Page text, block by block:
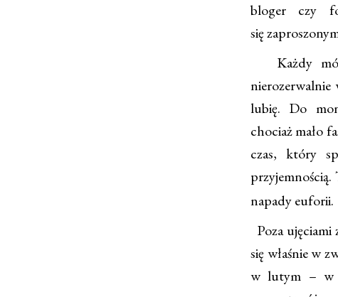
bloger czy
się
Każdy mój
nierozerwalnie
lubię. Do
chociaż mało
czas, który
napady euforii.
Poza
się właśnie w
w lutym – w